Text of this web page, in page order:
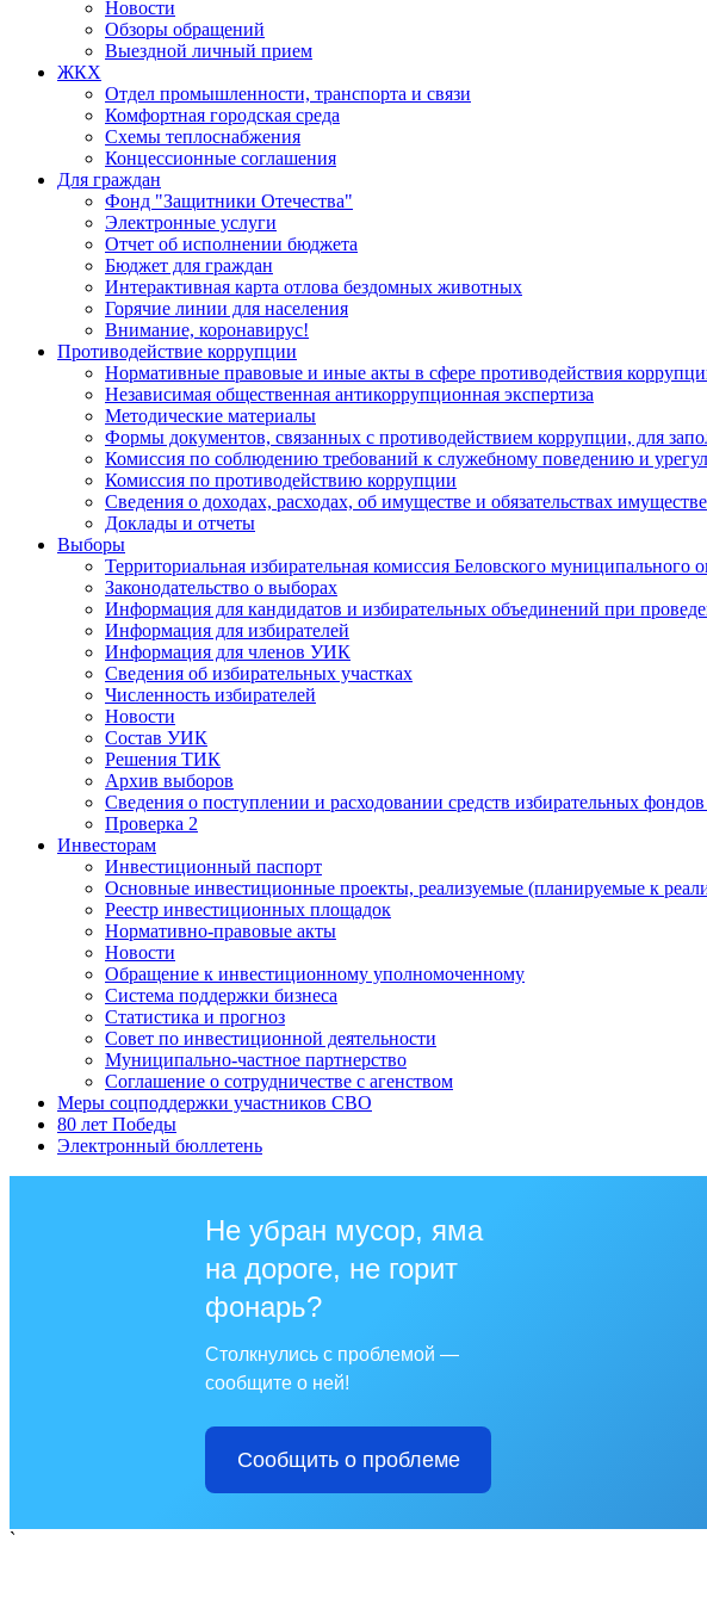
Новости
Обзоры обращений
Выездной личный прием
ЖКХ
Отдел промышленности, транспорта и связи
Комфортная городская среда
Схемы теплоснабжения
Концессионные соглашения
Для граждан
Фонд "Защитники Отечества"
Электронные услуги
Отчет об исполнении бюджета
Бюджет для граждан
Интерактивная карта отлова бездомных животных
Горячие линии для населения
Внимание, коронавирус!
Противодействие коррупции
Нормативные правовые и иные акты в сфере противодействия
Независимая общественная антикоррупционная экспертиза
Методические материалы
Формы документов, связанных с противодействием коррупции, для
Комиссия по соблюдению требований к служебному поведению и
Комиссия по противодействию коррупции
Сведения о доходах, расходах, об имуществе и обязательствах
Доклады и отчеты
Выборы
Территориальная избирательная комиссия Беловского муниципального
Законодательство о выборах
Информация для кандидатов и избирательных объединений при
Информация для избирателей
Информация для членов УИК
Сведения об избирательных участках
Численность избирателей
Новости
Состав УИК
Решения ТИК
Архив выборов
Сведения о поступлении и расходовании средств избирательных
Проверка 2
Инвесторам
Инвестиционный паспорт
Основные инвестиционные проекты, реализуемые (планируемые к
Реестр инвестиционных площадок
Нормативно-правовые акты
Новости
Обращение к инвестиционному уполномоченному
Система поддержки бизнеса
Статистика и прогноз
Совет по инвестиционной деятельности
Муниципально-частное партнерство
Соглашение о сотрудничестве с агенством
Меры соцподдержки участников СВО
80 лет Победы
Электронный бюллетень
Не убран мусор, яма
на дороге, не горит
фонарь?
Столкнулись с проблемой —
сообщите о ней!
Сообщить о проблеме
`